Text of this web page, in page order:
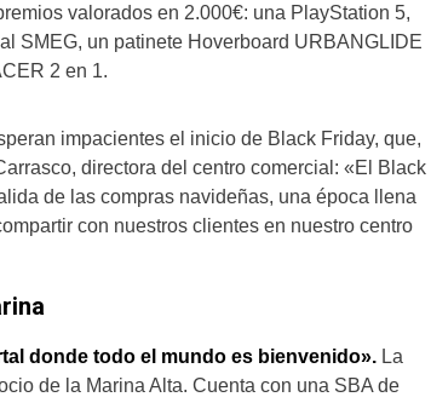
valorados en 2.000€: una PlayStation 5,
SMEG, un patinete Hoverboard URBANGLIDE
2 en 1.
impacientes el inicio de Black Friday, que,
directora del centro comercial: «El Black
de las compras navideñas, una época llena
con nuestros clientes en nuestro centro
donde todo el mundo es bienvenido». La
de la Marina Alta. Cuenta con una SBA de